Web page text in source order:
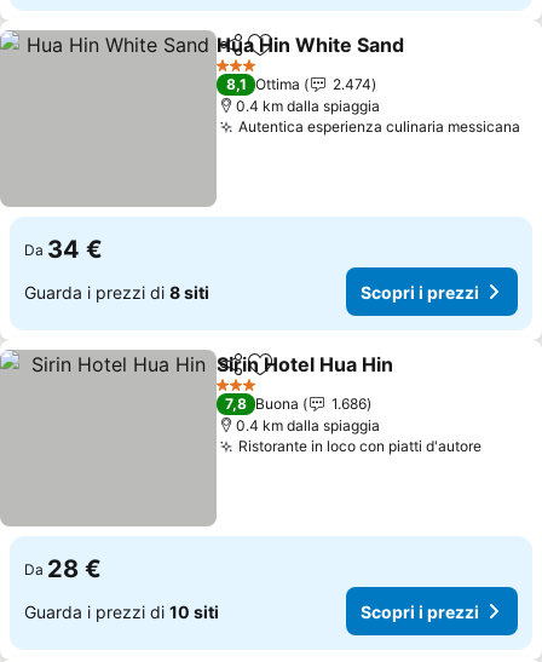
CondividiAggiungi ai preferiti
Hua Hin White Sand
3 Stelle
8,1 Ottima
2.474
0.4 km dalla spiaggia
Autentica esperienza culinaria messicana
Da 34 €
Guarda i prezzi di 8 siti Scopri i prezzi
CondividiAggiungi ai preferiti
Sirin Hotel Hua Hin
3 Stelle
7,8 Buona
1.686
0.4 km dalla spiaggia
Ristorante in loco con piatti d'autore
Da 28 €
Guarda i prezzi di 10 siti Scopri i prezzi